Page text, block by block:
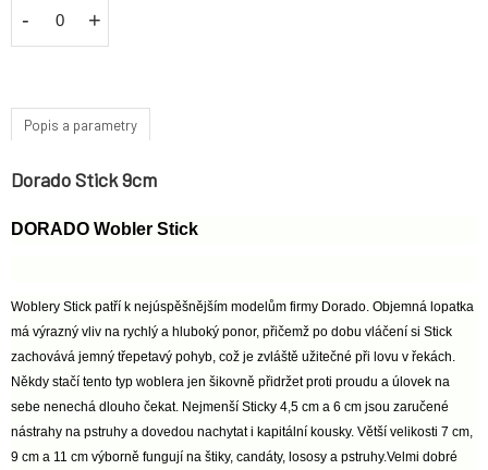
- +
Popis a parametry
Dorado Stick 9cm
DORADO Wobler Stick
Woblery Stick patří k nejúspěšnějším modelům firmy Dorado. Objemná lopatka
má výrazný vliv na rychlý a hluboký ponor, přičemž po dobu vláčení si Stick
zachovává jemný třepetavý pohyb, což je zvláště užitečné při lovu v řekách.
Někdy stačí tento typ woblera jen šikovně přidržet proti proudu a úlovek na
sebe nenechá dlouho čekat. Nejmenší Sticky 4,5 cm a 6 cm jsou zaručené
nástrahy na pstruhy a dovedou nachytat i kapitální kousky. Větší velikosti 7 cm,
9 cm a 11 cm výborně fungují na štiky, candáty, lososy a pstruhy.Velmi dobré